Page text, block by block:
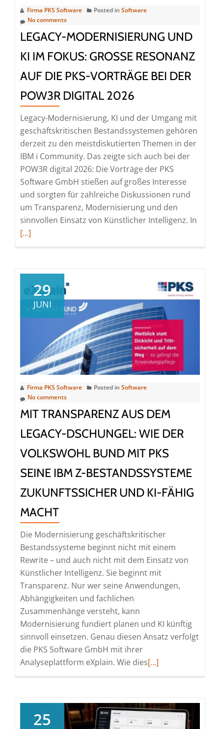
Firma PKS Software Posted in Software
No comments
LEGACY-MODERNISIERUNG UND
KI IM FOKUS: GROSSE RESONANZ A
UF DIE PKS-VORTRÄGE BEI DER P
OW3R DIGITAL 2026
Legacy-Modernisierung, KI und der Umgang mit
geschäftskritischen Bestandssystemen gehören
derzeit zu den meistdiskutierten Themen in der
IBM i Community. Das zeigte sich auch bei der
POW3R digital 2026: Die Vorträge der PKS
Software GmbH stießen auf großes Interesse
und sorgten für zahlreiche Diskussionen rund
um Transparenz, Modernisierung und den
sinnvollen Einsatz von Künstlicher Intelligenz. In
die
[…]
29
JUNI
Firma PKS Software Posted in Software
No comments
MIT TRANSPARENZ AUS DEM
LEGACY-DSCHUNGEL: WIE DER
VOLKSWOHL BUND MIT PKS
SEINE IBM Z-BESTANDSSYSTEME
ZUKUNFTSSICHER UND KI-FÄHIG
MACHT
Die Modernisierung geschäftskritischer
Bestandssysteme beginnt nicht mit einem
Rewrite – und auch nicht mit dem Einsatz von
Künstlicher Intelligenz. Sie beginnt mit
Transparenz. Nur wer seine Anwendungen,
Abhängigkeiten und fachlichen
Zusammenhänge versteht, kann
Modernisierung fundiert planen und KI künftig
sinnvoll einsetzen. Genau diesen Ansatz verfolgt
die PKS Software GmbH mit ihrer
Analyseplattform eXplain. Wie diesRead
Transparenz
aus
[…]
25